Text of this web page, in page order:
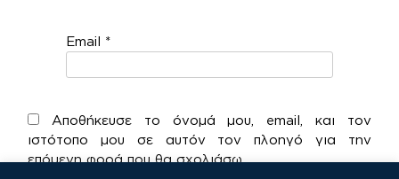
Email *
Αποθήκευσε το όνομά μου, email, και τον
ιστότοπο μου σε αυτόν τον πλοηγό για την
επόμενη φορά που θα σχολιάσω.